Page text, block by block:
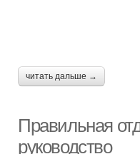
читать дальше →
Правильная
руководство